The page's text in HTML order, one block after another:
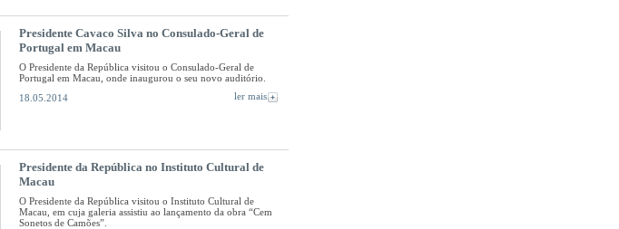
Presidente Cavaco Silva no Consulado-Geral de
Portugal em Macau
O Presidente da República visitou o Consulado-Geral de
Portugal em Macau, onde inaugurou o seu novo auditório.
18.05.2014
ler mais
Presidente da República no Instituto Cultural de
Macau
O Presidente da República visitou o Instituto Cultural de
Macau, em cuja galeria assistiu ao lançamento da obra “Cem
Sonetos de Camões”.